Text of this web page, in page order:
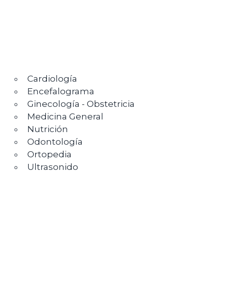
Cardiología
Encefalograma
Ginecología - Obstetricia
Medicina General
Nutrición
Odontología
Ortopedia
Ultrasonido